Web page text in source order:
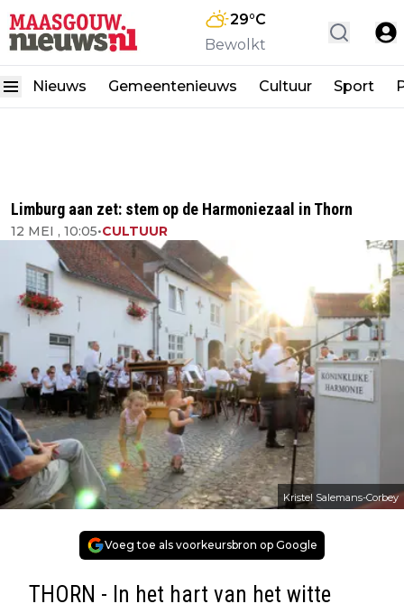
29°C
Bewolkt
Nieuws Gemeentenieuws Cultuur Sport
Limburg aan zet: stem op de Harmoniezaal in Thorn
12 MEI , 10:05•CULTUUR
Kristel Salemans-Corbey
Voeg toe als voorkeursbron op Google
THORN - In het hart van het witte